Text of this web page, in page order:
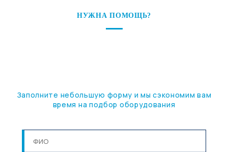
НУЖНА ПОМОЩЬ?
Заполните небольшую форму и мы сэкономим вам
время на подбор оборудования